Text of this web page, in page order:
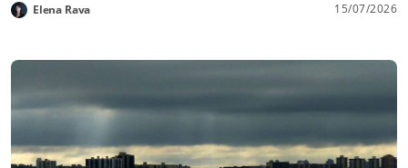
Elena Rava 15/07/2026